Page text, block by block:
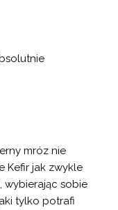
mróz nie
Kefir jak zwykle
wybierając sobie
tylko potrafi